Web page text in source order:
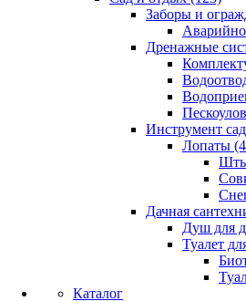
Заборы и
Дренажные
Инструмент
Лопаты
Дачная
Душ для
Туалет
Каталог